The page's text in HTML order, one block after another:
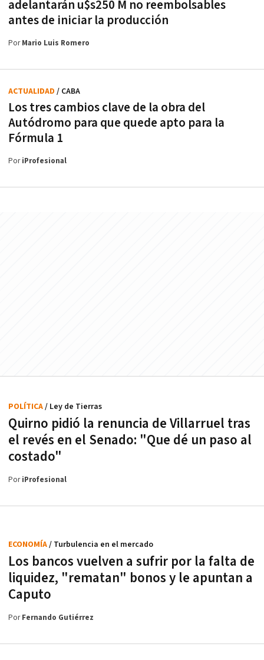
adelantarán u$s250 M no reembolsables
antes de iniciar la producción
PorMario Luis Romero
Los tres cambios clave de la obra del
Autódromo para que quede apto para la
Fórmula 1
ACTUALIDAD / CABA
PoriProfesional
Quirno pidió la renuncia de Villarruel tras
el revés en el Senado: "Que dé un paso al
costado"
POLÍTICA/ Ley de Tierras
PoriProfesional
Los bancos vuelven a sufrir por la falta de
liquidez, "rematan" bonos y le apuntan a
Caputo
ECONOMÍA/ Turbulencia en el mercado
PorFernando Gutiérrez